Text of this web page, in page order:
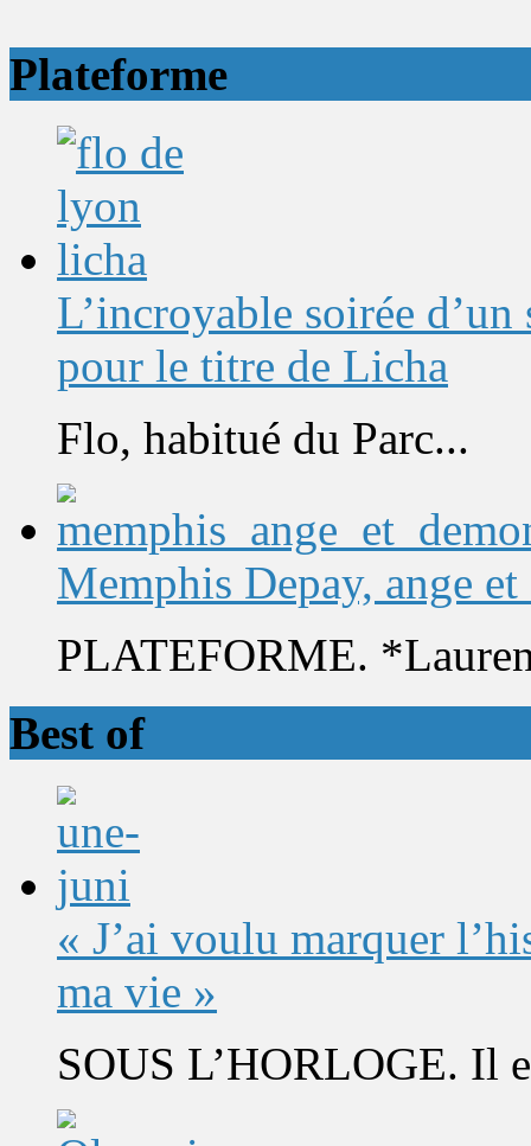
Plateforme
L’incroyable soirée
pour le titre de Licha
Flo, habitué du Parc...
Memphis Depay, ange et
PLATEFORME.
Best of
« J’ai voulu marquer
ma vie »
SOUS L’HORLOGE. Il